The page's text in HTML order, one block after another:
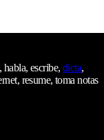
, habla, escribe, dicta,
resume, toma notas